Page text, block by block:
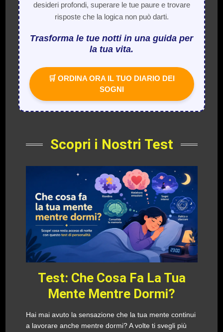
desideri profondi, superare le tue paure e trovare
risposte che la logica non può darti.
Trasforma le tue notti in una guida per
la tua vita.
🛒 ORDINA ORA IL TUO DIARIO DEI
SOGNI
Scopri i Nostri Test
Test: Che Cosa Fa La Tua
Mente Mentre Dormi?
Hai mai avuto la sensazione che la tua mente continui
a lavorare anche mentre dormi? A volte ti svegli più